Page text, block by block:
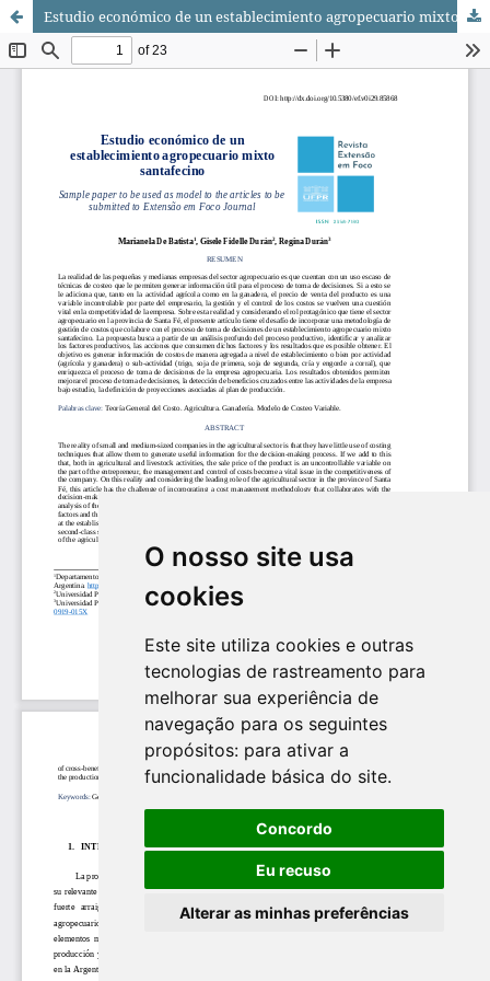
O nosso site usa
cookies
Este site utiliza cookies e outras
tecnologias de rastreamento para
melhorar sua experiência de
navegação para os seguintes
propósitos: para ativar a
funcionalidade básica do site.
Concordo
Eu recuso
Alterar as minhas preferências
Estudio económico de un establecimiento agropecuario mixto santafecino